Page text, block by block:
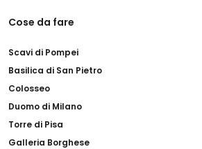
Cose da fare
Scavi di Pompei
Basilica di San Pietro
Colosseo
Duomo di Milano
Torre di Pisa
Galleria Borghese